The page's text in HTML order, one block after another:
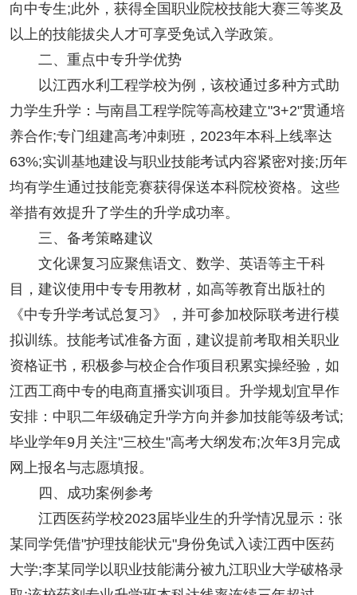
向中专生;此外，获得全国职业院校技能大赛三等奖及
以上的技能拔尖人才可享受免试入学政策。
二、重点中专升学优势
以江西水利工程学校为例，该校通过多种方式助
力学生升学：与南昌工程学院等高校建立"3+2"贯通培
养合作;专门组建高考冲刺班，2023年本科上线率达
63%;实训基地建设与职业技能考试内容紧密对接;历年
均有学生通过技能竞赛获得保送本科院校资格。这些
举措有效提升了学生的升学成功率。
三、备考策略建议
文化课复习应聚焦语文、数学、英语等主干科
目，建议使用中专专用教材，如高等教育出版社的
《中专升学考试总复习》，并可参加校际联考进行模
拟训练。技能考试准备方面，建议提前考取相关职业
资格证书，积极参与校企合作项目积累实操经验，如
江西工商中专的电商直播实训项目。升学规划宜早作
安排：中职二年级确定升学方向并参加技能等级考试;
毕业学年9月关注"三校生"高考大纲发布;次年3月完成
网上报名与志愿填报。
四、成功案例参考
江西医药学校2023届毕业生的升学情况显示：张
某同学凭借"护理技能状元"身份免试入读江西中医药
大学;李某同学以职业技能满分被九江职业大学破格录